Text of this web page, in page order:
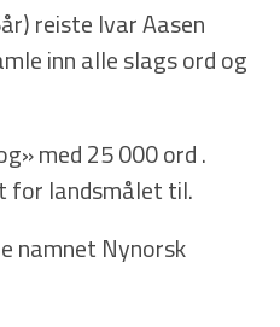
reiste Ivar Aasen
inn alle slags ord og
med 25 000 ord .
for landsmålet til.
namnet Nynorsk